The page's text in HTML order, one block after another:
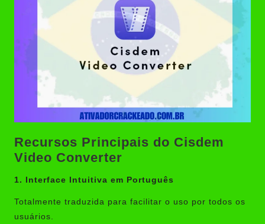
Recursos Principais do Cisdem
Video Converter
1. Interface Intuitiva em Português
Totalmente traduzida para facilitar o uso por todos os
usuários.